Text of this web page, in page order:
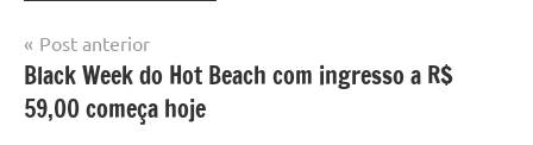
Navegação
de
Post
Post anterior
Black Week do Hot Beach com ingresso a R$
59,00 começa hoje